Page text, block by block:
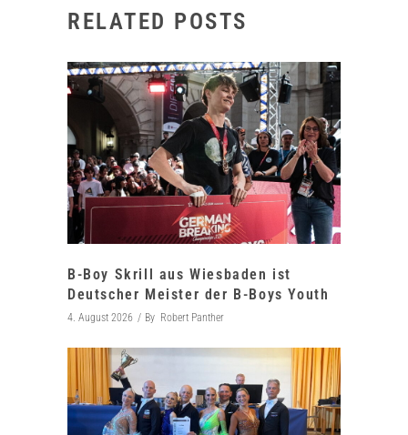
RELATED POSTS
B-Boy Skrill aus Wiesbaden ist
Deutscher Meister der B-Boys Youth
4. August 2026 By Robert Panther